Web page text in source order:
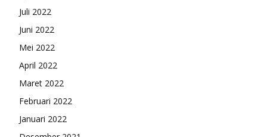
Juli 2022
Juni 2022
Mei 2022
April 2022
Maret 2022
Februari 2022
Januari 2022